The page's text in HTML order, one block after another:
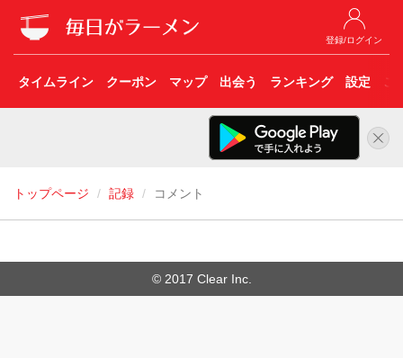
登録/ログイン
タイムライン クーポン マップ 出会う ランキング 設定 こ
トップページ 記録 コメント
© 2017 Clear Inc.